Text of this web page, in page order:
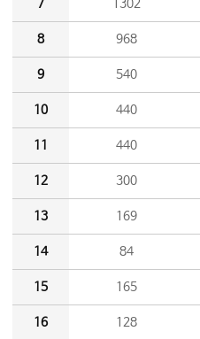
7 1302
8 968
9 540
10 440
11 440
12 300
13 169
14 84
15 165
16 128